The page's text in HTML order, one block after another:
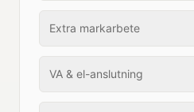
Extra markarbete
VA & el-anslutning